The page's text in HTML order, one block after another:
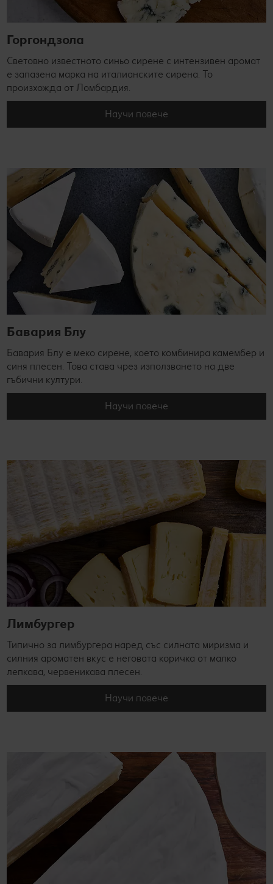
Горгондзола
Световно известното синьо сирене с интензивен аромат
е запазена марка на италианските сирена. То
произхожда от Ломбардия.
Научи повече
Бавария Блу
Бавария Блу е меко сирене, което комбинира камембер и
синя плесен. Това става чрез използването на две
гъбични култури.
Научи повече
Лимбургер
Типично за лимбургера наред със силната миризма и
силния ароматен вкус е неговата коричка от малко
лепкава, червеникава плесен.
Научи повече